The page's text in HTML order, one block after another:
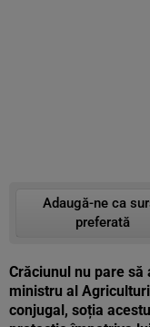
Adaugă-ne ca
preferată
Crăciunul nu pare
ministru al
conjugal, soția